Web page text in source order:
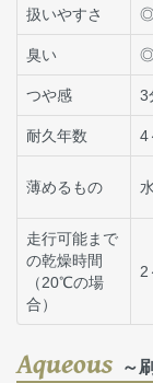
扱いやすさ
臭い
つや感 3
耐久年数 4
薄めるもの 水
走行可能まで
の乾燥時間
（20℃の場
合）
2
Aqueous ～